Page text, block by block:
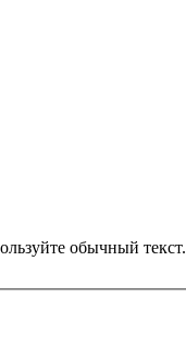
обычный текст.